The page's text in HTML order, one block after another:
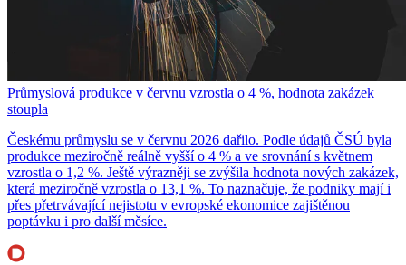
Průmyslová produkce v červnu vzrostla o 4 %, hodnota zakázek
stoupla
Českému průmyslu se v červnu 2026 dařilo. Podle údajů ČSÚ byla
produkce meziročně reálně vyšší o 4 % a ve srovnání s květnem
vzrostla o 1,2 %. Ještě výrazněji se zvýšila hodnota nových zakázek,
která meziročně vzrostla o 13,1 %. To naznačuje, že podniky mají i
přes přetrvávající nejistotu v evropské ekonomice zajištěnou
poptávku i pro další měsíce.